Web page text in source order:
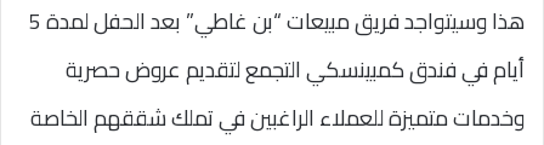
هذا وسيتواجد فريق مبيعات “بن غاطي” بعد الحفل لمدة 5
أيام في فندق كمبينسكي التجمع لتقديم عروض حصرية
وخدمات متميزة للعملاء الراغبين في تملك شققهم الخاصة